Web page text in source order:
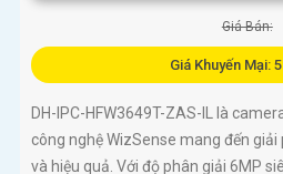
Giá Bán:
Giá Khuyến Mại:
DH-IPC-HFW3649T-ZAS-IL là
công nghệ WizSense mang đến
và hiệu quả. Với độ phân giải 6MP